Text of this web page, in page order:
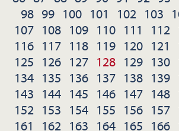
98 99 100 101 102 103
107 108 109 110 111 112
116 117 118 119 120 121
125 126 127 128 129 130
134 135 136 137 138 139
143 144 145 146 147 148
152 153 154 155 156 157
161
162 163 164 165 166